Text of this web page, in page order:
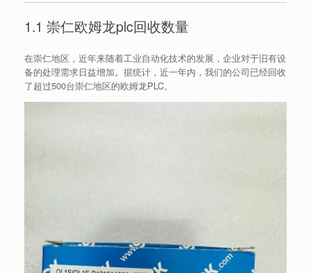
1.1 崇仁欧姆龙plc回收数量
在崇仁地区，近年来随着工业自动化技术的发展，企业对于旧有设
备的处理需求日益增加。据统计，近一年内，我们的公司已经回收
了超过500台崇仁地区的欧姆龙PLC。